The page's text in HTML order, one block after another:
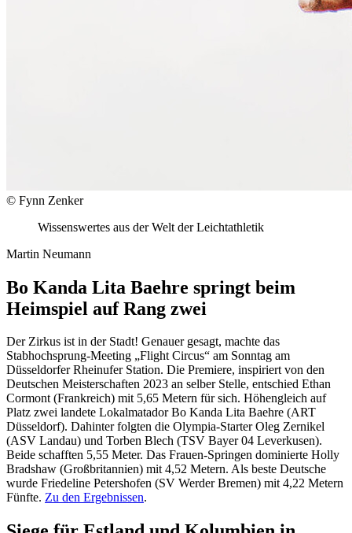
© Fynn Zenker
Wissenswertes aus der Welt der Leichtathletik
Martin Neumann
Bo Kanda Lita Baehre springt beim
Heimspiel auf Rang zwei
Der Zirkus ist in der Stadt! Genauer gesagt, machte das
Stabhochsprung-Meeting „Flight Circus“ am Sonntag am
Düsseldorfer Rheinufer Station. Die Premiere, inspiriert von den
Deutschen Meisterschaften 2023 an selber Stelle, entschied Ethan
Cormont (Frankreich) mit 5,65 Metern für sich. Höhengleich auf
Platz zwei landete Lokalmatador Bo Kanda Lita Baehre (ART
Düsseldorf). Dahinter folgten die Olympia-Starter Oleg Zernikel
(ASV Landau) und Torben Blech (TSV Bayer 04 Leverkusen).
Beide schafften 5,55 Meter. Das Frauen-Springen dominierte Holly
Bradshaw (Großbritannien) mit 4,52 Metern. Als beste Deutsche
wurde Friedeline Petershofen (SV Werder Bremen) mit 4,22 Metern
Fünfte. Zu den Ergebnissen.